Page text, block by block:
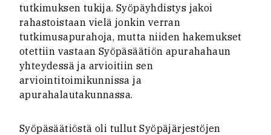
tutkimuksen tukija. Syöpäyhdistys jakoi
rahastoistaan vielä jonkin verran
tutkimusapurahoja, mutta niiden hakemukset
otettiin vastaan Syöpäsäätiön apurahahaun
yhteydessä ja arvioitiin sen
arviointitoimikunnissa ja
apurahalautakunnassa.
Syöpäsäätiöstä oli tullut Syöpäjärjestöjen